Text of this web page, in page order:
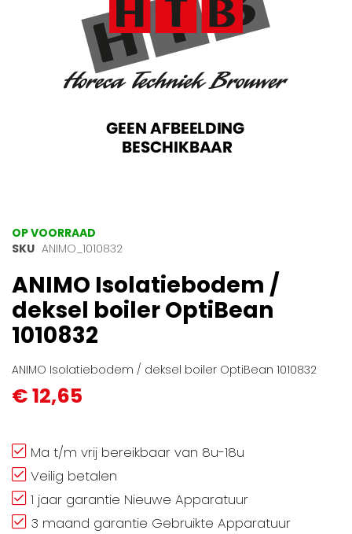
Ga
naar
begin
van
de
afbeeldingen-
gallerij
OP VOORRAAD
SKU ANIMO_1010832
ANIMO Isolatiebodem /
deksel boiler OptiBean
1010832
ANIMO Isolatiebodem / deksel boiler OptiBean 1010832
€ 12,65
Ma t/m vrij bereikbaar van 8u-18u
Veilig betalen
1 jaar garantie Nieuwe Apparatuur
3 maand garantie Gebruikte Apparatuur